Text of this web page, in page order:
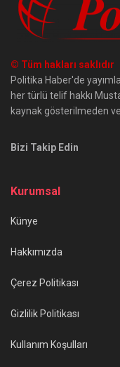
© Tüm hakları saklıdır
Politika Haber'de
her türlü telif hakkı
kaynak gösterilmeden
Bizi Takip Edin
Kurumsal
Künye
Hakkımızda
Çerez Politikası
Gizlilik Politikası
Kullanım Koşulları